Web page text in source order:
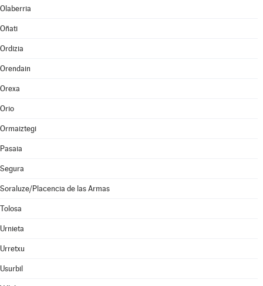
Olaberria
Oñati
Ordizia
Orendain
Orexa
Orio
Ormaiztegi
Pasaia
Segura
Soraluze/Placencia de las Armas
Tolosa
Urnieta
Urretxu
Usurbil